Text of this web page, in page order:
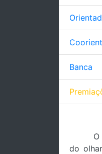
Banca
do